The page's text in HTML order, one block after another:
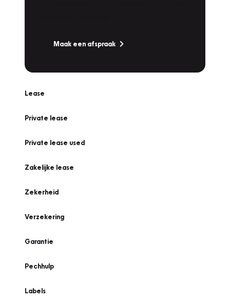
Maak een afspraak
Lease
Private lease
Private lease used
Zakelijke lease
Zekerheid
Verzekering
Garantie
Pechhulp
Labels